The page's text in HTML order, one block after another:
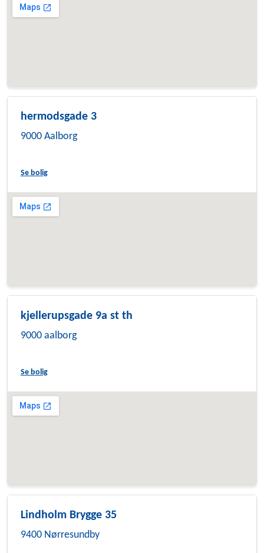
hermodsgade 3
9000 Aalborg
Se bolig
kjellerupsgade 9a st th
9000 aalborg
Se bolig
Lindholm Brygge 35
9400 Nørresundby